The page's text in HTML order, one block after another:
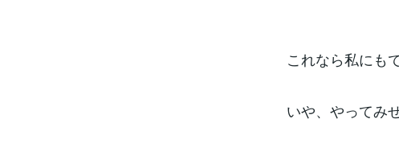
これなら私にも
いや、やってみ